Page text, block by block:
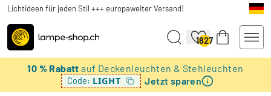
Lichtideen für jeden Stil +++ europaweiter Versand!
1827
10 % Rabattauf Deckenleuchten & Stehleuchten
Code: LIGHT Jetzt sparen